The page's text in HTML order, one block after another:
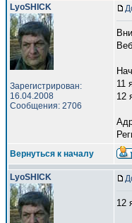
LyoSHICK
Зарегистрирован:
16.04.2008
Сообщения: 2706
11
12
Вернуться к началу
LyoSHICK
12